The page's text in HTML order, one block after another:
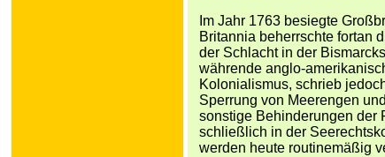
Im Jahr 1763 besiegte
Britannia beherrschte fortan
der Schlacht in der
währende anglo-
Kolonialismus, schrieb
Sperrung von Meerengen
sonstige Behinderungen der
schließlich in der
werden heute routinemäßig